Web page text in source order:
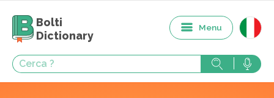
Bolti
Dictionary
Menu